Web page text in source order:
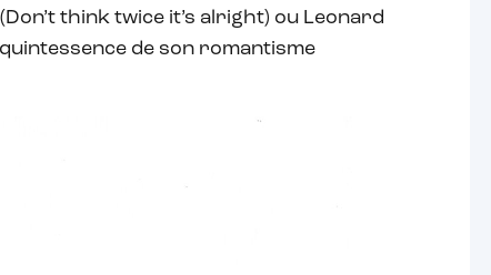
think twice it’s alright) ou Leonard
de son romantisme